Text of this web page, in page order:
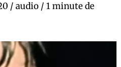
/audio /1 minute de